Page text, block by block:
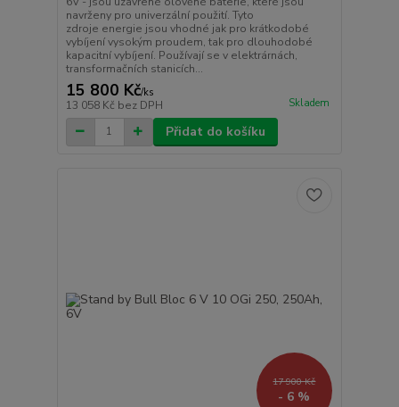
navrženy pro univerzální použití. Tyto
zdroje energie jsou vhodné jak pro krátkodobé
vybíjení vysokým proudem, tak pro dlouhodobé
kapacitní vybíjení. Používají se v elektrárnách,
transformačních stanicích...
15 800 Kč/ks
13 058 Kč bez DPH Skladem
Přidat do košíku
17 900 Kč
- 6 %